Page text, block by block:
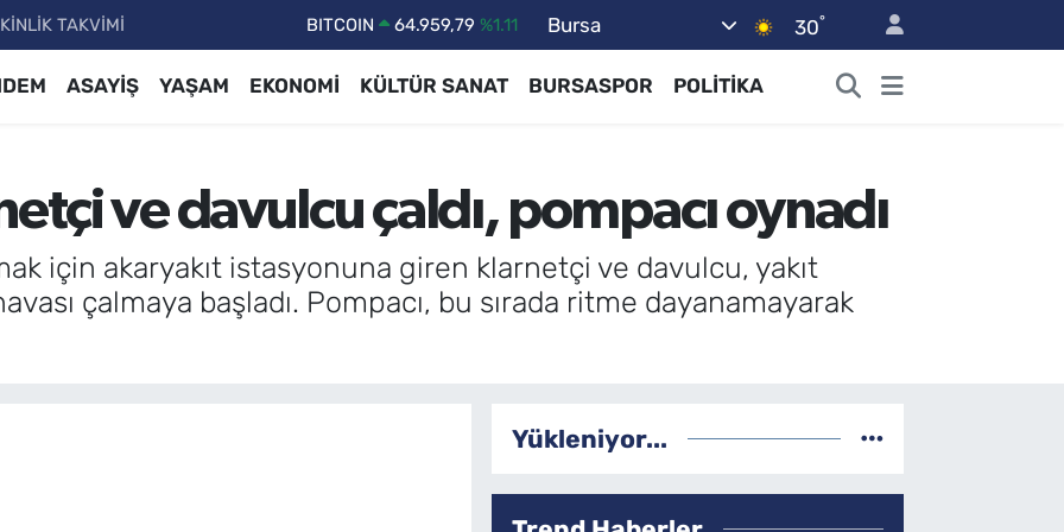
TAKVİMİ DOLAR 47,7436 %0.18
BİST100
13.779 %-14
%1.11
Bursa 30°
ASAYİŞ YAŞAM EKONOMİ KÜLTÜR SANAT BURSASPOR POLİTİKA
ve davulcu çaldı, pompacı oynadı
için akaryakıt istasyonuna giren klarnetçi ve davulcu, yakıt
çalmaya başladı. Pompacı, bu sırada ritme dayanamayarak
Yükleniyor...